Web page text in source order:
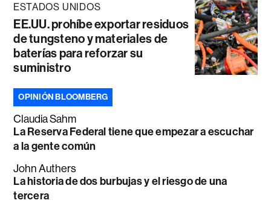
ESTADOS UNIDOS
EE.UU. prohíbe exportar residuos
de tungsteno y materiales de
baterías para reforzar su
suministro
OPINIÓN BLOOMBERG
Claudia Sahm
La Reserva Federal tiene que empezar a escuchar
a la gente común
John Authers
La historia de dos burbujas y el riesgo de una
tercera